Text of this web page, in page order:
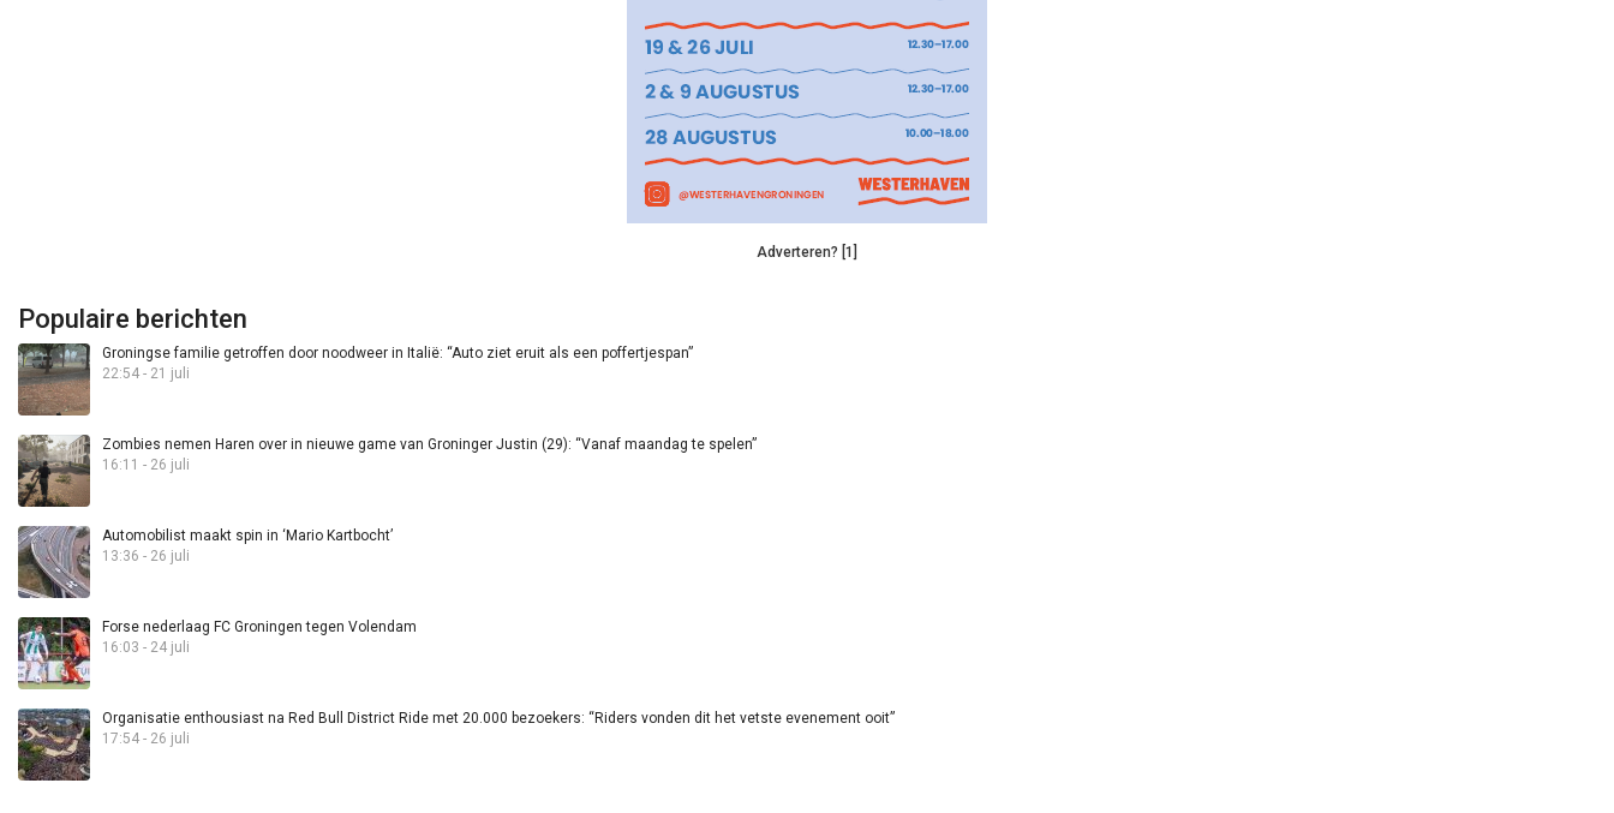
Adverteren? [1]
Populaire berichten
Groningse familie getroffen door noodweer in Italië: “Auto ziet eruit als een poffertjespan”
22:54 - 21 juli
Zombies nemen Haren over in nieuwe game van Groninger Justin (29): “Vanaf maandag te spelen”
16:11 - 26 juli
Automobilist maakt spin in ‘Mario Kartbocht’
13:36 - 26 juli
Forse nederlaag FC Groningen tegen Volendam
16:03 - 24 juli
Organisatie enthousiast na Red Bull District Ride met 20.000 bezoekers: “Riders vonden dit het vetste evenement ooit”
17:54 - 26 juli